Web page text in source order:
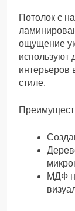
Потолок с
ощущение
используют
интерьеров
стиле.
МДФ